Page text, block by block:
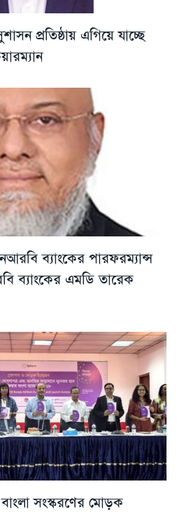
প্রতিষ্ঠায় এগিয়ে যাচ্ছে
ব্যাংকের পারফরম্যান্স
ব্যাংকের এমডি তারেক
সংস্করণের মোড়ক